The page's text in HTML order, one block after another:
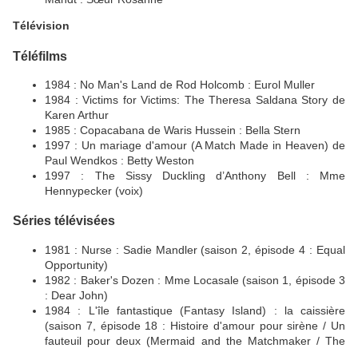
Télévision
Téléfilms
1984 : No Man's Land de Rod Holcomb : Eurol Muller
1984 : Victims for Victims: The Theresa Saldana Story de
Karen Arthur
1985 : Copacabana de Waris Hussein : Bella Stern
1997 : Un mariage d'amour (A Match Made in Heaven) de
Paul Wendkos : Betty Weston
1997 : The Sissy Duckling d’Anthony Bell : Mme
Hennypecker (voix)
Séries télévisées
1981 : Nurse : Sadie Mandler (saison 2, épisode 4 : Equal
Opportunity)
1982 : Baker's Dozen : Mme Locasale (saison 1, épisode 3
: Dear John)
1984 : L'île fantastique (Fantasy Island) : la caissière
(saison 7, épisode 18 : Histoire d'amour pour sirène / Un
fauteuil pour deux (Mermaid and the Matchmaker / The